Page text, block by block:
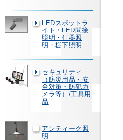
LEDスポットラ
イト・LED間接
照明・什器照
明・棚下照明
セキュリティ
（防災用品・安
全対策・防犯カ
メラ等）/工具用
品
アンティーク照
明